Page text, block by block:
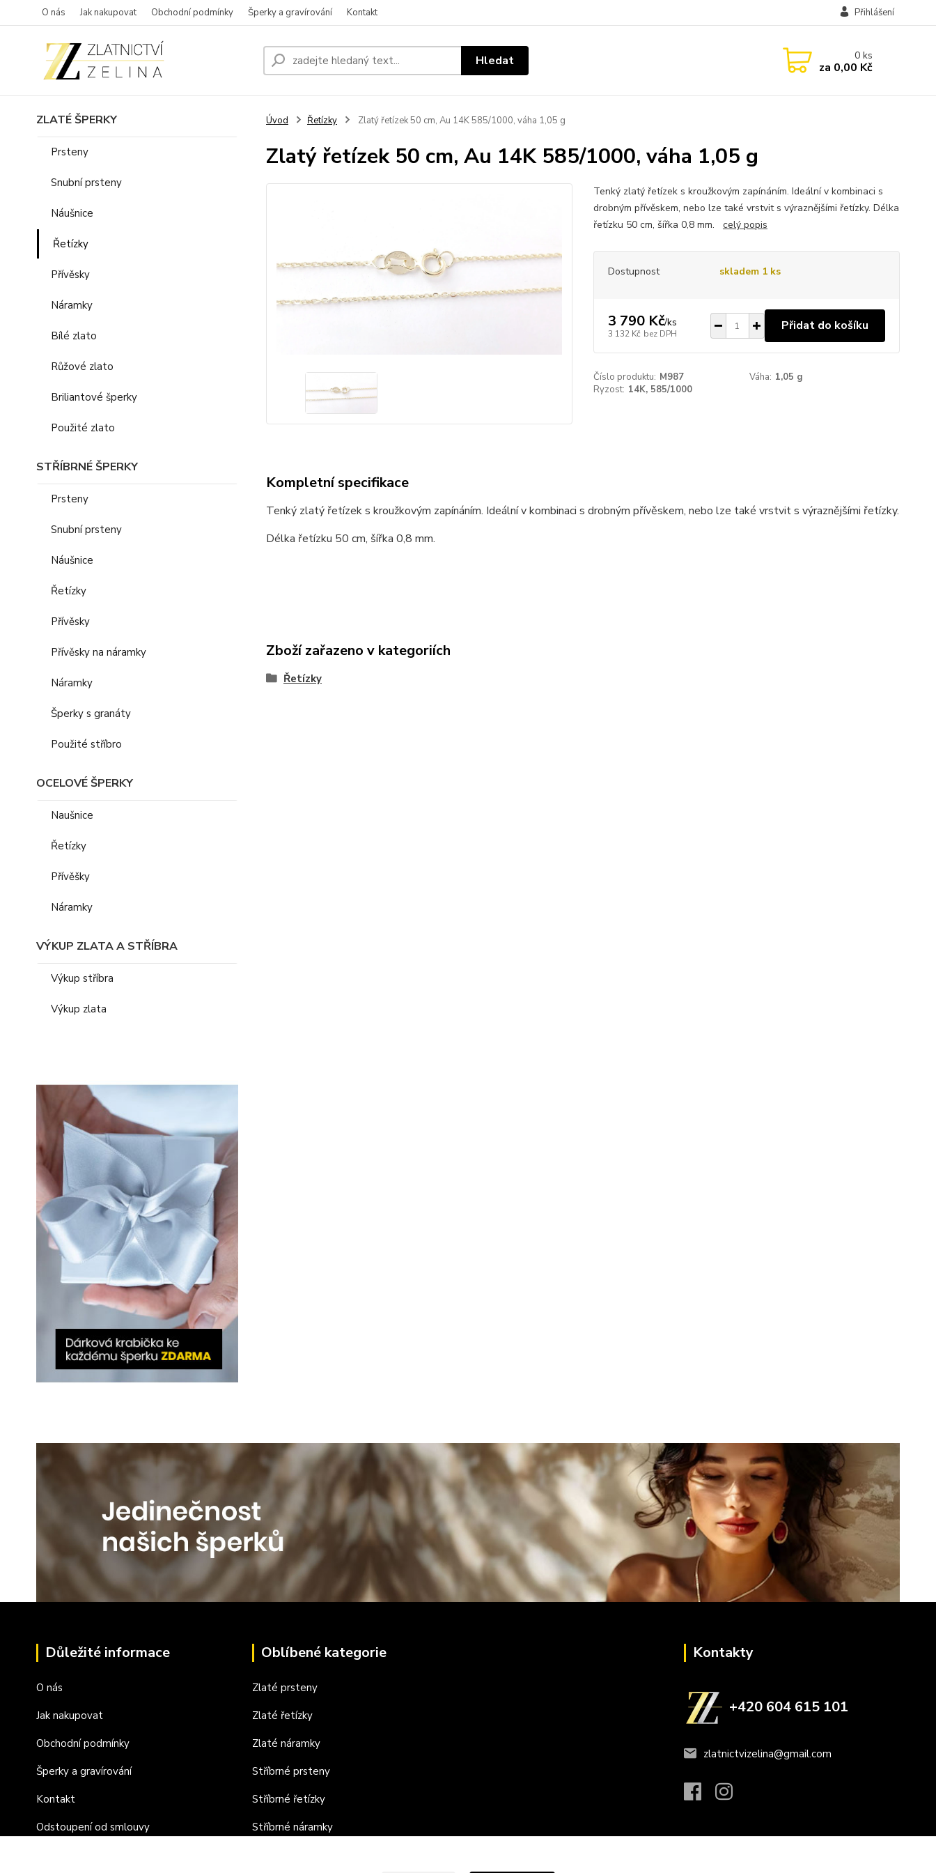
O nás Jak nakupovat Obchodní podmínky Šperky a gravírování Kontakt Přihlášení
Hledat 0ks
za 0,00 Kč
ZLATÉ ŠPERKY
Prsteny
Snubní prsteny
Náušnice
Řetízky
Přívěsky
Náramky
Bílé zlato
Růžové zlato
Briliantové šperky
Použité zlato
STŘÍBRNÉ ŠPERKY
Prsteny
Snubní prsteny
Náušnice
Řetízky
Přívěsky
Přívěsky na náramky
Náramky
Šperky s granáty
Použité stříbro
OCELOVÉ ŠPERKY
Naušnice
Řetízky
Přívěšky
Náramky
VÝKUP ZLATA A STŘÍBRA
Výkup stříbra
Výkup zlata
Úvod Řetízky Zlatý řetízek 50 cm, Au 14K 585/1000, váha 1,05 g
Zlatý řetízek 50 cm, Au 14K 585/1000, váha 1,05 g
Tenký zlatý řetízek s kroužkovým zapínáním. Ideální v kombinaci s
drobným přívěskem, nebo lze také vrstvit s výraznějšími řetízky. Délka
řetízku 50 cm, šířka 0,8 mm. celý popis
Dostupnost skladem 1 ks
3 790 Kč/ks
3 132 Kč bez DPH
Přidat do košíku
Číslo produktu: M987 Váha: 1,05 g
Ryzost: 14K, 585/1000
Kompletní specifikace
Tenký zlatý řetízek s kroužkovým zapínáním. Ideální v kombinaci s drobným přívěskem, nebo lze také vrstvit s výraznějšími řetízky.
Délka řetízku 50 cm, šířka 0,8 mm.
Zboží zařazeno v kategoriích
Řetízky
Důležité informace
O nás
Jak nakupovat
Obchodní podmínky
Šperky a gravírování
Kontakt
Odstoupení od smlouvy
Oblíbené kategorie
Zlaté prsteny
Zlaté řetízky
Zlaté náramky
Stříbrné prsteny
Stříbrné řetízky
Stříbrné náramky
Kontakty
+420 604 615 101
zlatnictvizelina@gmail.com